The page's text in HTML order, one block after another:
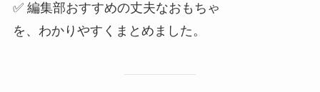
✅ 編集部おすすめの丈夫なおもちゃ
を、わかりやすくまとめました。